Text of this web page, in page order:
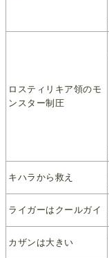
ロスティリキア領のモ
ンスター制圧
キハラから救え
ライガーはクールガイ
カザンは大きい